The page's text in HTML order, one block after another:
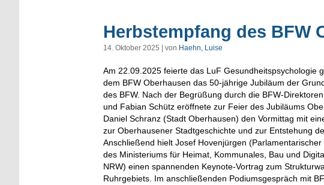
Herbstempfang des BFW
14. Oktober 2025 | von Haehn, Luise
Am 22.09.2025 feierte das LuF Gesundheitspsychologie
dem BFW Oberhausen das 50-jährige Jubiläum der
des BFW. Nach der Begrüßung durch die BFW-
und Fabian Schütz eröffnete zur Feier des Jubiläums
Daniel Schranz (Stadt Oberhausen) den Vormittag mit
zur Oberhausener Stadtgeschichte und zur Entstehung
Anschließend hielt Josef Hovenjürgen
des Ministeriums für Heimat, Kommunales, Bau und
NRW) einen spannenden Keynote-Vortrag zum
Ruhrgebiets. Im anschließenden Podiumsgespräch mit